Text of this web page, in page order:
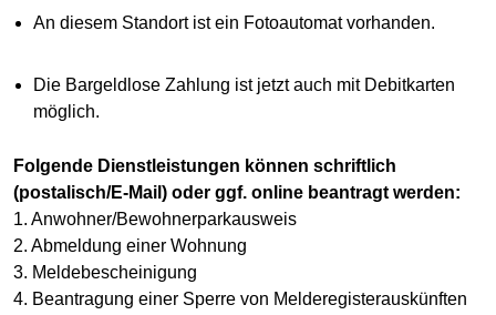
An diesem Standort ist ein Fotoautomat vorhanden.
Die Bargeldlose Zahlung ist jetzt auch mit Debitkarten
möglich.
Folgende Dienstleistungen können schriftlich
(postalisch/E-Mail) oder ggf. online beantragt werden:
1. Anwohner/Bewohnerparkausweis
2. Abmeldung einer Wohnung
3. Meldebescheinigung
4. Beantragung einer Sperre von Melderegisterauskünften